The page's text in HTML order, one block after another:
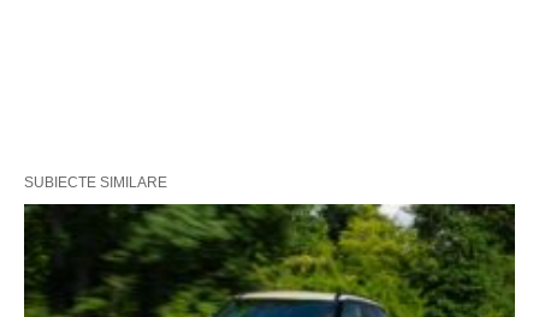
SUBIECTE SIMILARE